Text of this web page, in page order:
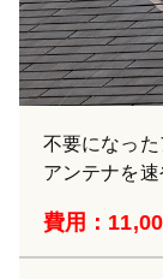
不要になっ
アンテナを速
費用：